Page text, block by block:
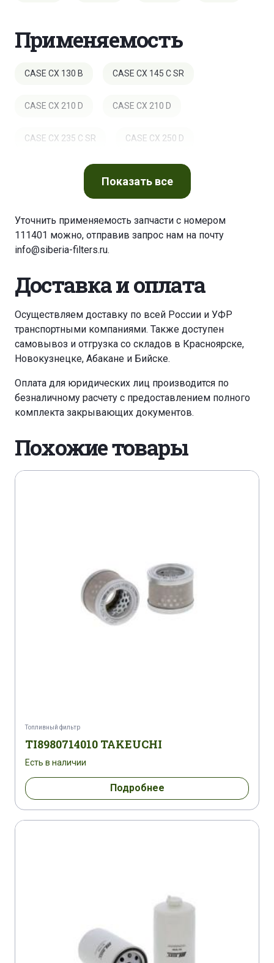
Применяемость
CASE CX 130 B CASE CX 145 C SR
CASE CX 210 D CASE CX 210 D
CASE CX 235 C SR CASE CX 250 D
CASE CX 300 C/NLC CASE CX 300 D
CASE CX 490 D CASE CX 500 D
DENYO DCA 70 ESEI
HIDROMEK HMK 300 LC
HITACHI ZX 135 US-3 ZAXIS
HITACHI ZX 135 US-5 ZAXIS
HITACHI ZX 280-3 LC/LCN/LCH ZAXIS
HITACHI ZX 350-3 LC/LCN ZAXIS
HITACHI ZX 85 USBLCN-3
KOBELCO SK 75 SR-3 KOBELCO SK 75 SR-3E
KOBELCO SK 85 MSR-3 KUBOTA KX 251
KUBOTA M 105 XDTC KUBOTA M 108 S
Показатьвсе
Уточнить применяемость запчасти с номером
111401 можно, отправив запрос нам на почту
info@siberia-filters.ru.
Доставка и оплата
Осуществляем доставку по всей России и УФР
транспортными компаниями. Также доступен
самовывоз и отгрузка со складов в Красноярске,
Новокузнецке, Абакане и Бийске.
Оплата для юридических лиц производится по
безналичному расчету с предоставлением полного
комплекта закрывающих документов.
Похожие товары
Топливный фильтр
TI8980714010 TAKEUCHI
Есть в наличии
Подробнее